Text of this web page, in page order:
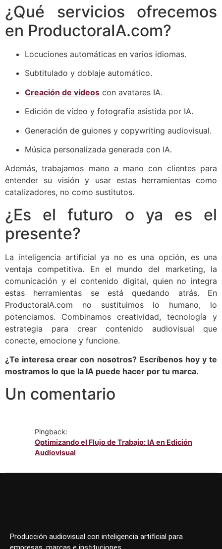
¿Qué servicios ofrecemos
en ProductoraIA.com?
Locuciones automáticas en varios idiomas.
Subtitulado y doblaje automático.
Creación de vídeos con avatares IA.
Edición de vídeo y fotografía asistida por IA.
Generación de guiones y copywriting audiovisual.
Música personalizada generada con IA.
Además, trabajamos mano a mano con clientes para
entender su visión y usar estas herramientas como
catalizadores, no como sustitutos.
¿Es el futuro o ya es el
presente?
La inteligencia artificial ya no es una opción, es una
ventaja competitiva. En el mundo del marketing, la
comunicación y el contenido digital, quien no integra
estas herramientas se está quedando atrás. En
ProductoraIA.com no sustituimos lo humano, lo
potenciamos. Combinamos creatividad, tecnología y
estrategia para crear contenido audiovisual que
conecte, emocione y funcione.
¿Te interesa crear con nosotros? Escríbenos hoy y te
mostramos lo que la IA puede hacer por tu marca.
Un comentario
Pingback:
Optimizando el Flujo de Trabajo: IA en Edición
Audiovisual
Producción audiovisual con inteligencia artificial para